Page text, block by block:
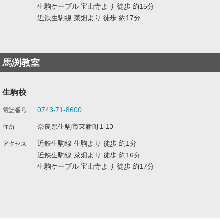
生駒ケーブル 宝山寺より 徒歩 約15分
近鉄生駒線 菜畑より 徒歩 約17分
馬渕教室
生駒校
0743-71-8600
奈良県生駒市東新町1-10
近鉄生駒線 生駒より 徒歩 約1分
近鉄生駒線 菜畑より 徒歩 約16分
生駒ケーブル 宝山寺より 徒歩 約17分